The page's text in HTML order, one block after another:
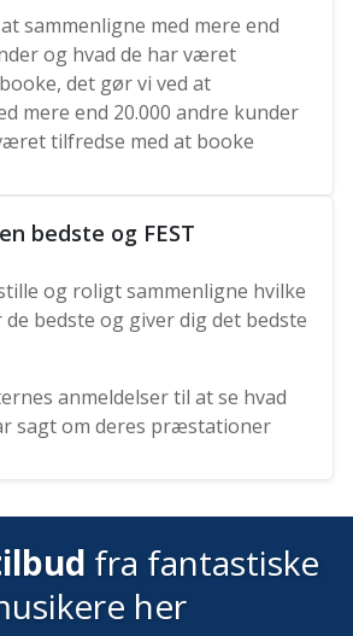
sammenligne med mere end
og hvad de har været
det gør vi ved at
mere end 20.000 andre kunder
tilfredse med at booke
bedste og FEST
og roligt sammenligne hvilke
bedste og giver dig det bedste
anmeldelser til at se hvad
sagt om deres præstationer
fra fantastiske
her